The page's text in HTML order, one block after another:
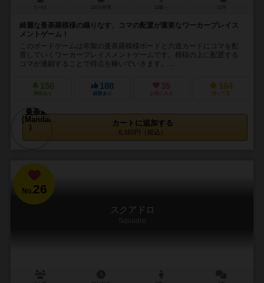
綺麗な曼荼羅模様の織りなす、コマの配置が重要なワーカープレイス
メントゲーム！
このボードゲームは布製の曼荼羅模様ボードと六道カードにコマを配
置していくワーカープレイスメントゲームです。模様の上に配置する
コマが連鎖することで得点を稼いでいきます。 ...
156
興味あり
188
経験あり
35
お気に入り
164
持ってる
カートに追加する
6,160円（税込）
No.26
スクアドロ
Squadro